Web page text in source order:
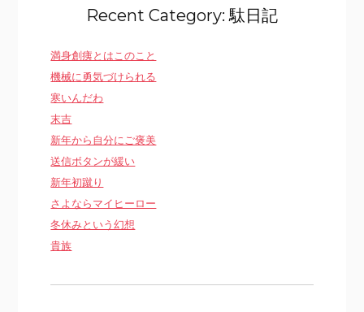
Recent Category: 駄日記
満身創痍とはこのこと
機械に勇気づけられる
寒いんだわ
末吉
新年から自分にご褒美
送信ボタンが緩い
新年初蹴り
さよならマイヒーロー
冬休みという幻想
貴族